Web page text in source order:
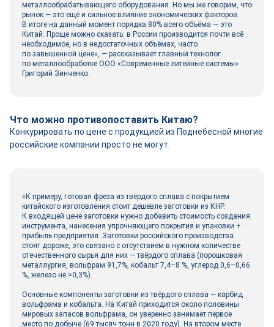
металлообрабатывающего оборудования. Но мы же говорим, что
рынок — это ещё и сильное влияние экономических факторов.
В итоге на данный момент порядка 80% всего объёма — это
Китай. Проще можно сказать: в России производится почти всё
необходимое, но в недостаточных объёмах, часто
по завышенной цене», ― рассказывает главный технолог
по металлообработке ООО «Современные литейные системы»
Григорий Зинченко.
Что можно противопоставить Китаю?
Конкурировать по цене с продукцией из Поднебесной многие
российские компании просто не могут.
«К примеру, готовая фреза из твёрдого сплава с покрытием
китайского изготовления стоит дешевле заготовки из КНР.
К входящей цене заготовки нужно добавить стоимость создания
инструмента, нанесения упрочняющего покрытия и упаковки +
прибыль предприятия. Заготовки российского производства
стоят дороже, это связано с отсутствием в нужном количестве
отечественного сырья для них — твёрдого сплава (порошковая
металлургия, вольфрам 91,7%, кобальт 7,4–8 %, углерод 0,6–0,66
%, железо не >0,3%).
Основные компоненты заготовки из твёрдого сплава — карбид
вольфрама и кобальта. На Китай приходится около половины
мировых запасов вольфрама, он уверенно занимает первое
место по добыче (69 тысяч тонн в 2020 году). На втором месте